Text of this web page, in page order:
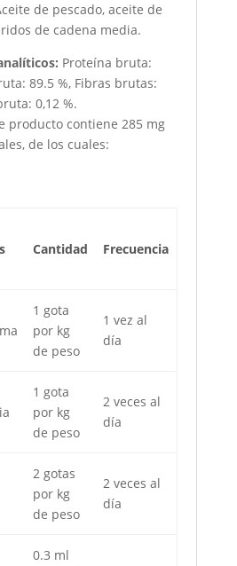
de pescado, aceite de
de cadena media.
Proteína bruta:
89.5 %, Fibras brutas:
0,12 %.
producto contiene 285 mg
de los cuales:
Cantidad Frecuencia
1 gota
por kg
de peso
1 vez al
día
1 gota
por kg
de peso
2 veces al
día
2 gotas
por kg
de peso
2 veces al
día
0.3 ml